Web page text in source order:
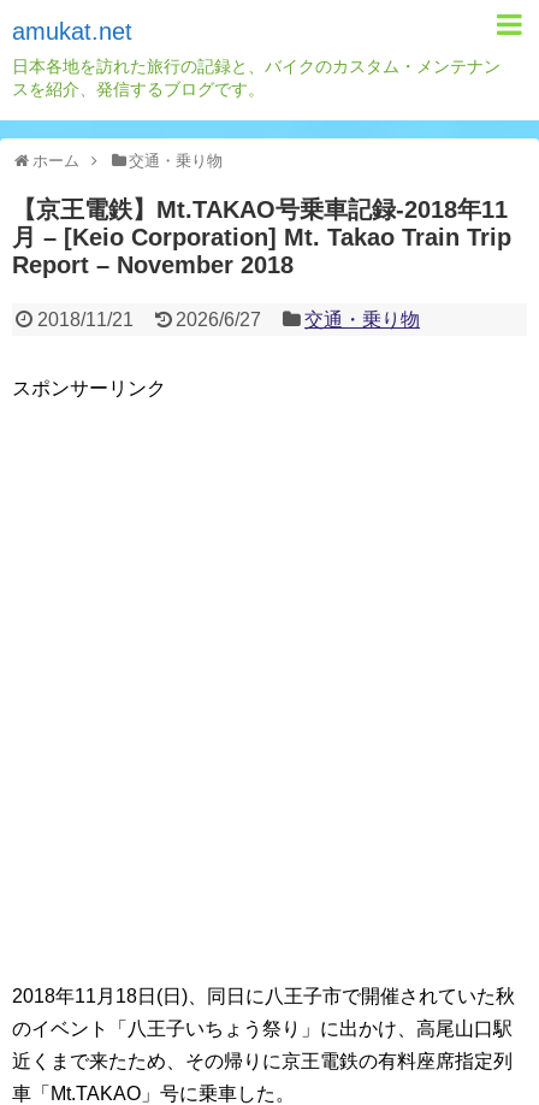
amukat.net
日本各地を訪れた旅行の記録と、バイクのカスタム・メンテナン
スを紹介、発信するブログです。
ホーム 交通・乗り物
【京王電鉄】Mt.TAKAO号乗車記録-2018年11
月 – [Keio Corporation] Mt. Takao Train Trip
Report – November 2018
2018/11/21 2026/6/27 交通・乗り物
スポンサーリンク
2018年11月18日(日)、同日に八王子市で開催されていた秋
のイベント「八王子いちょう祭り」に出かけ、高尾山口駅
近くまで来たため、その帰りに京王電鉄の有料座席指定列
車「Mt.TAKAO」号に乗車した。